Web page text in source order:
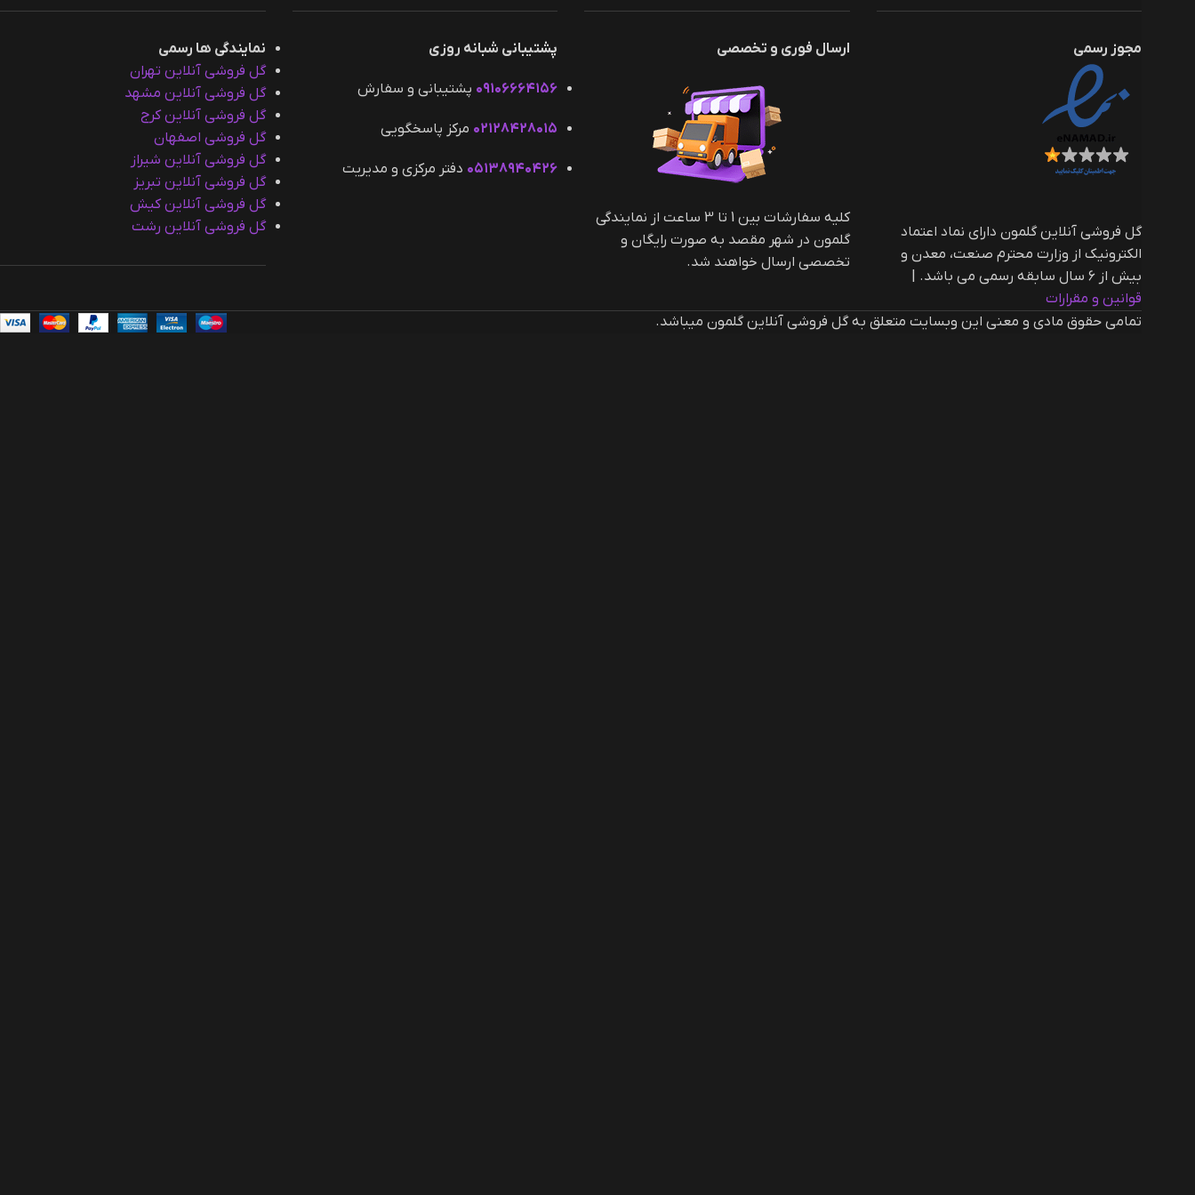
مجوز رسمی
گل فروشی آنلاین گلمون دارای نماد اعتماد
الکترونیک از وزارت محترم صنعت، معدن و
بیش از ۶ سال سابقه رسمی می باشد. |‌
قوانین و مقرارات
ارسال فوری و تخصصی
کلیه سفارشات بین 1 تا 3 ساعت از نمایندگی
گلمون در شهر مقصد به صورت رایگان و
تخصصی ارسال خواهند شد.
پشتیبانی شبانه روزی
۰۹۱۰۶۶۶۴۱۵۶ پشتیبانی و سفارش
۰۲۱۲۸۴۲۸۰۱۵ مرکز پاسخگویی
۰۵۱۳۸۹۴۰۴۲۶ دفتر مرکزی و مدیریت
نمایندگی ها رسمی
گل فروشی آنلاین تهران
گل فروشی آنلاین مشهد
گل فروشی آنلاین کرج
گل فروشی اصفهان
گل فروشی آنلاین شیراز
گل فروشی آنلاین تبریز
گل فروشی آنلاین کیش
گل فروشی آنلاین رشت
تمامی حقوق مادی و معنی این وبسایت متعلق به گل فروشی آنلاین گلمون میباشد.